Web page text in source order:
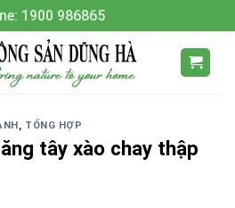
1900 986865
, TỔNG HỢP
tây xào chay thập